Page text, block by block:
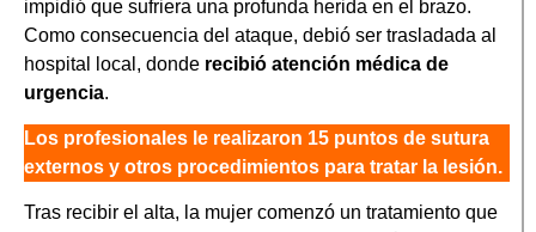
impidió que sufriera una profunda herida en el brazo.
Como consecuencia del ataque, debió ser trasladada al
hospital local, donde recibió atención médica de
urgencia.
Los profesionales le realizaron 15 puntos de sutura
externos y otros procedimientos para tratar la lesión.
Tras recibir el alta, la mujer comenzó un tratamiento que